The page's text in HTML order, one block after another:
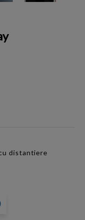
distantiere